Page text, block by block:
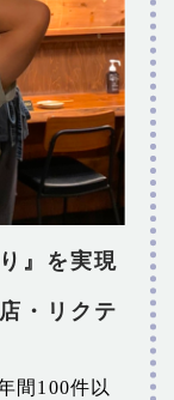
』を実現
・リクテ
間100件以